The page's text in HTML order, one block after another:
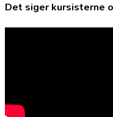
Det siger kursisterne